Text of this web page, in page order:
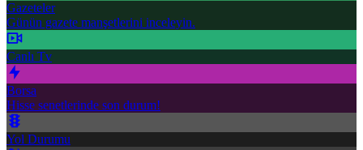
Gazeteler
Günün gazete manşetlerini inceleyin.
Canlı Tv
Borsa
Hisse senetlerinde son durum!
Yol Durumu